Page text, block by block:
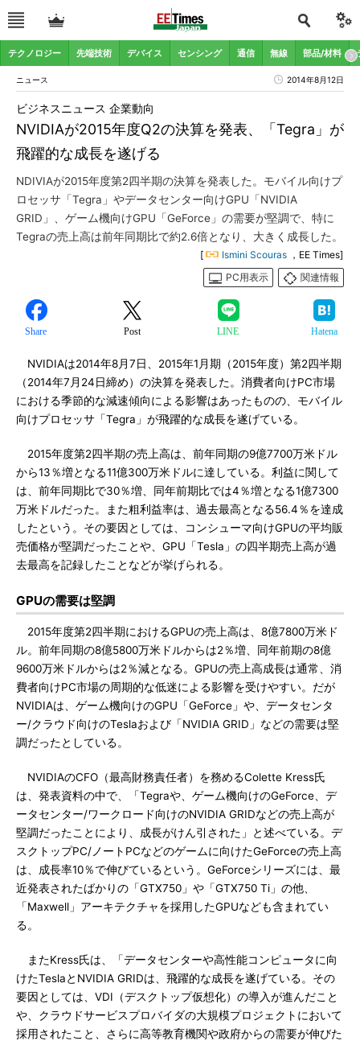
テクノロジー 先端技術 デバイス センシング 通信 無線 部品/材料
ニュース 2014年8月12日
NVIDIAが2015年度Q2の決算を発表、「Tegra」が
飛躍的な成長を遂げる
ビジネスニュース 企業動向
NDIVIAが2015年度第2四半期の決算を発表した。モバイル向けプ
ロセッサ「Tegra」やデータセンター向けGPU「NVIDIA
GRID」、ゲーム機向けGPU「GeForce」の需要が堅調で、特に
Tegraの売上高は前年同期比で約2.6倍となり、大きく成長した。
[ Ismini Scouras ，EE Times]
PC用表示
関連情報
Share Post LINE Hatena
NVIDIAは2014年8月7日、2015年1月期（2015年度）第2四半期
（2014年7月24日締め）の決算を発表した。消費者向けPC市場
における季節的な減速傾向による影響はあったものの、モバイル
向けプロセッサ「Tegra」が飛躍的な成長を遂げている。
2015年度第2四半期の売上高は、前年同期の9億7700万米ドル
から13％増となる11億300万米ドルに達している。利益に関して
は、前年同期比で30％増、同年前期比では4％増となる1億7300
万米ドルだった。また粗利益率は、過去最高となる56.4％を達成
したという。その要因としては、コンシューマ向けGPUの平均販
売価格が堅調だったことや、GPU「Tesla」の四半期売上高が過
去最高を記録したことなどが挙げられる。
GPUの需要は堅調
2015年度第2四半期におけるGPUの売上高は、8億7800万米ド
ル。前年同期の8億5800万米ドルからは2％増、同年前期の8億
9600万米ドルからは2％減となる。GPUの売上高成長は通常、消
費者向けPC市場の周期的な低迷による影響を受けやすい。だが
NVIDIAは、ゲーム機向けのGPU「GeForce」や、データセンタ
ー/クラウド向けのTeslaおよび「NVIDIA GRID」などの需要は堅
調だったとしている。
NVIDIAのCFO（最高財務責任者）を務めるColette Kress氏
は、発表資料の中で、「Tegraや、ゲーム機向けのGeForce、デ
ータセンター/ワークロード向けのNVIDIA GRIDなどの売上高が
堅調だったことにより、成長がけん引された」と述べている。デ
スクトップPC/ノートPCなどのゲームに向けたGeForceの売上高
は、成長率10％で伸びているという。GeForceシリーズには、最
近発表されたばかりの「GTX750」や「GTX750 Ti」の他、
「Maxwell」アーキテクチャを採用したGPUなども含まれてい
る。
またKress氏は、「データセンターや高性能コンピュータに向
けたTeslaとNVIDIA GRIDは、飛躍的な成長を遂げている。その
要因としては、VDI（デスクトップ仮想化）の導入が進んだこと
や、クラウドサービスプロバイダの大規模プロジェクトにおいて
採用されたこと、さらに高等教育機関や政府からの需要が伸びた